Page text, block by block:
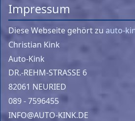
Impressum
Diese Webseite gehört zu auto-
Christian Kink
Auto-Kink
DR.-REHM-STRASSE 6
82061 NEURIED
089 - 7596455
INFO@AUTO-KINK.DE